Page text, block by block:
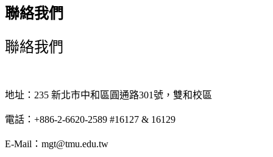
聯絡我們
聯絡我們
地址：235 新北市中和區圓通路301號，雙和校區
電話：+886-2-6620-2589 #16127 & 16129
E-Mail：mgt@tmu.edu.tw